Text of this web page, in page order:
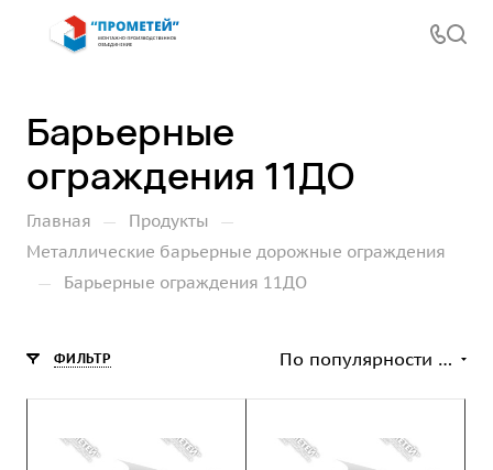
Барьерные
ограждения 11ДО
Главная — Продукты —
Металлические барьерные дорожные ограждения
— Барьерные ограждения 11ДО
ФИЛЬТР По популярности (возрастание)